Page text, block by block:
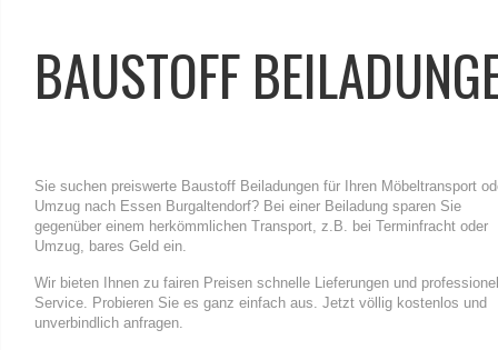
BAUSTOFF
Sie suchen preiswerte Baustoff Beiladungen für Ihren Möbeltransport
Umzug nach Essen Burgaltendorf? Bei einer Beiladung sparen Sie
gegenüber einem herkömmlichen Transport, z.B. bei Terminfracht oder
Umzug, bares Geld ein.
Wir bieten Ihnen zu fairen Preisen schnelle Lieferungen und
Service. Probieren Sie es ganz einfach aus. Jetzt völlig kostenlos und
unverbindlich anfragen.